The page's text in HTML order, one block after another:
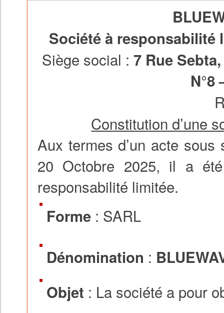
Société à responsabilité
Siège social : 7 Rue
N°8
Constitution d’une
Aux termes d’un acte
20 Octobre 2025, il a
responsabilité limitée.
Forme: SARL
Dénomination :
Objet : La société a pour